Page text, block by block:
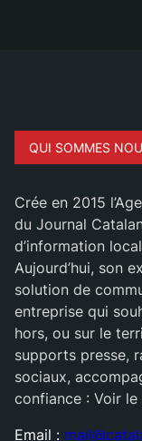
QUI SOMMES
Crée en 2015
du Journal
d’information
Aujourd’hui, son
solution de
entreprise qui
hors, ou sur le
supports presse,
sociaux,
confiance : Voir le
Email :